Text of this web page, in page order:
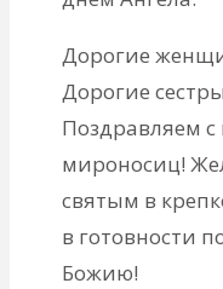
Дорогие
Дорогие
Поздравляем
мироносиц!
святым в
в готовности
Божию!